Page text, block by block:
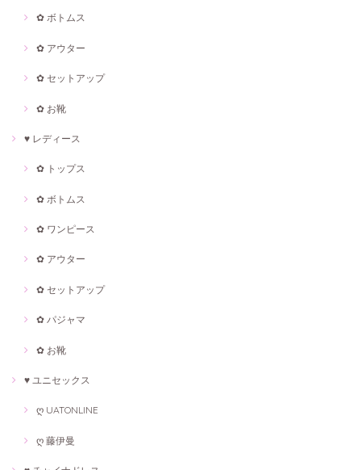
✿ ボトムス
✿ アウター
✿ セットアップ
✿ お靴
♥ レディース
✿ トップス
✿ ボトムス
✿ ワンピース
✿ アウター
✿ セットアップ
✿ パジャマ
✿ お靴
♥ ユニセックス
ღ UATONLINE
ღ 藤伊曼